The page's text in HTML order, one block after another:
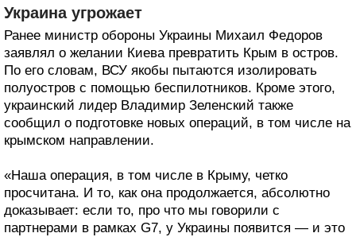
Украина угрожает
Ранее министр обороны Украины Михаил Федоров
заявлял о желании Киева превратить Крым в остров.
По его словам, ВСУ якобы пытаются изолировать
полуостров с помощью беспилотников. Кроме этого,
украинский лидер Владимир Зеленский также
сообщил о подготовке новых операций, в том числе на
крымском направлении.
«Наша операция, в том числе в Крыму, четко
просчитана. И то, как она продолжается, абсолютно
доказывает: если то, про что мы говорили с
партнерами в рамках G7, у Украины появится — и это